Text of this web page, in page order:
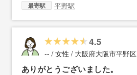
最寄駅 平野駅
4.5
-- / 女性 / 大阪府大阪市平野区
ありがとうございました。